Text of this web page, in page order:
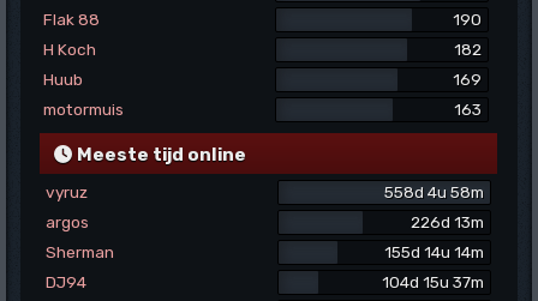
Flak 88
190
H Koch
182
Huub
169
motormuis
163
Meeste tijd online
vyruz
558d 4u 58m
argos
226d 13m
Sherman
155d 14u 14m
DJ94
104d 15u 37m